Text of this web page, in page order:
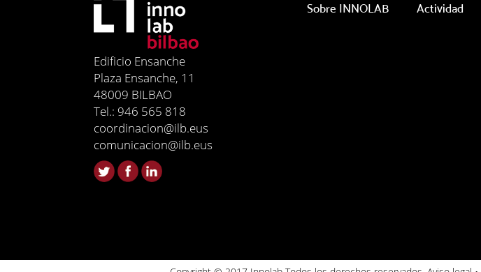
Edificio Ensanche
Plaza Ensanche, 11
48009 BILBAO
Tel.: 946 565 818
coordinacion@ilb.eus
comunicacion@ilb.eus
Sobre INNOLAB Actividad